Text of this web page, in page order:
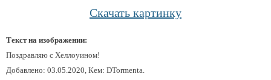
Скачать картинку
Текст на изображении:
Поздравляю с Хеллоуином!
Добавлено: 03.05.2020, Кем: DTormenta.